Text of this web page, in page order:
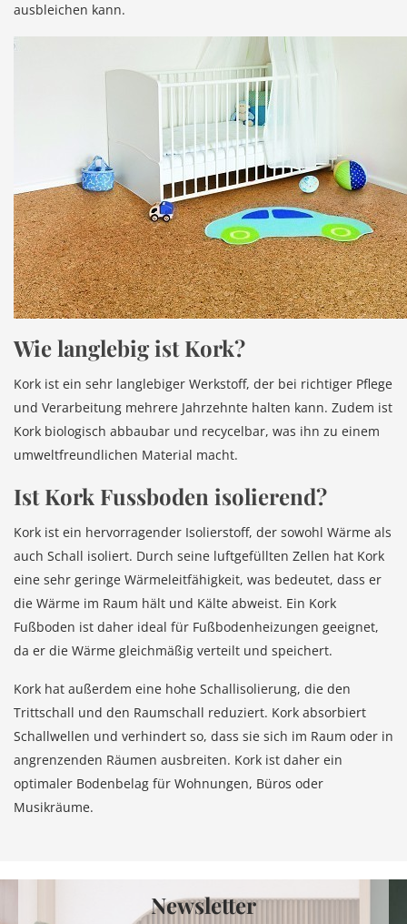
ausbleichen kann.
Wie langlebig ist Kork?
Kork ist ein sehr langlebiger Werkstoff, der bei richtiger Pflege
und Verarbeitung mehrere Jahrzehnte halten kann. Zudem ist
Kork biologisch abbaubar und recycelbar, was ihn zu einem
umweltfreundlichen Material macht.
Ist Kork Fussboden isolierend?
Kork ist ein hervorragender Isolierstoff, der sowohl Wärme als
auch Schall isoliert. Durch seine luftgefüllten Zellen hat Kork
eine sehr geringe Wärmeleitfähigkeit, was bedeutet, dass er
die Wärme im Raum hält und Kälte abweist. Ein Kork
Fußboden ist daher ideal für Fußbodenheizungen geeignet,
da er die Wärme gleichmäßig verteilt und speichert.
Kork hat außerdem eine hohe Schallisolierung, die den
Trittschall und den Raumschall reduziert. Kork absorbiert
Schallwellen und verhindert so, dass sie sich im Raum oder in
angrenzenden Räumen ausbreiten. Kork ist daher ein
optimaler Bodenbelag für Wohnungen, Büros oder
Musikräume.
Newsletter